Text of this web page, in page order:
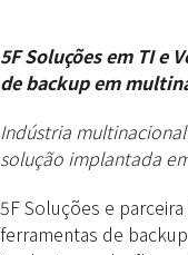
5F Soluções em TI e
de backup em
Indústria
solução implantada
5F Soluções e
ferramentas de